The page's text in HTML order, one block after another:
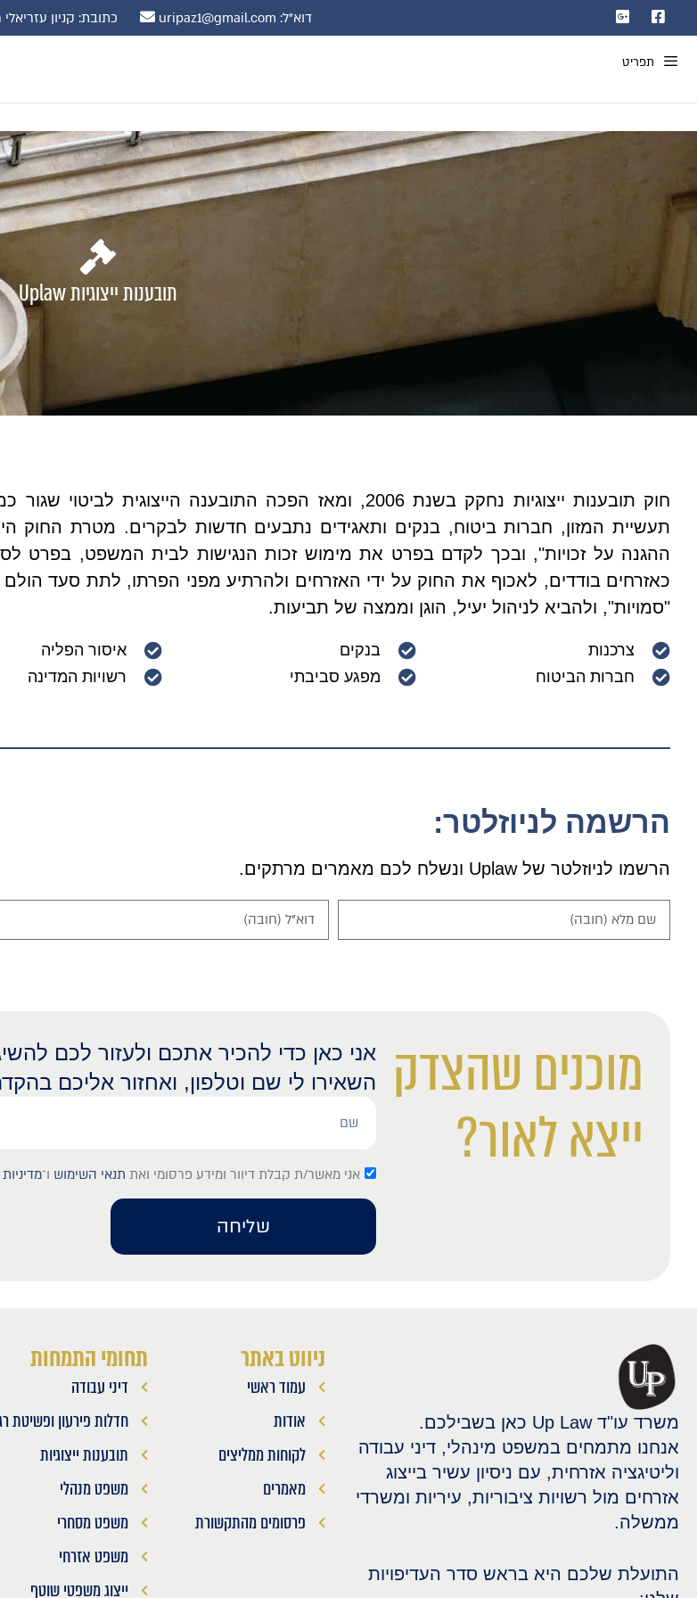
דוא"ל: uripaz1@gmail.com כתובת: קניון עזריאלי ראשונים,
תפריט
תובענות ייצוגיות Uplaw
חוק תובענות ייצוגיות נחקק בשנת 2006, ומאז הפכה התובענה
תעשיית המזון, חברות ביטוח, בנקים ותאגידים נתבעים חדשות לבקרים. מטרת החוק
ההגנה על זכויות", ובכך לקדם בפרט את מימוש זכות הנגישות לבית המשפט, בפרט
כאזרחים בודדים, לאכוף את החוק על ידי האזרחים ולהרתיע מפני הפרתו, לתת סעד
"סמויות", ולהביא לניהול יעיל, הוגן וממצה של תביעות.
צרכנות
חברות הביטוח
בנקים
מפגע סביבתי
איסור הפליה
רשויות המדינה
הרשמה לניוזלטר:
הרשמו לניוזלטר של Uplaw ונשלח לכם מאמרים מרתקים.
מוכנים שהצדק
ייצא לאור?
אני כאן כדי להכיר אתכם ולעזור לכם
השאירו לי שם וטלפון, ואחזור אליכם
אני מאשר/ת קבלת דיוור ומידע פרסומי ואת תנאי השימוש ו־
שליחה
משרד עו"ד Up Law כאן בשבילכם.
אנחנו מתמחים במשפט מינהלי, דיני עבודה
וליטיגציה אזרחית, עם ניסיון עשיר בייצוג
אזרחים מול רשויות ציבוריות, עיריות ומשרדי
ממשלה.
התועלת שלכם היא בראש סדר העדיפויות
ניווט באתר
עמוד ראשי
אודות
לקוחות ממליצים
מאמרים
פרסומים מהתקשורת
תחומי התמחות
דיני עבודה
חדלות פירעון ופשיטת
תובענות ייצוגיות
משפט מנהלי
משפט מסחרי
משפט אזרחי
ייצוג משפטי שוטף